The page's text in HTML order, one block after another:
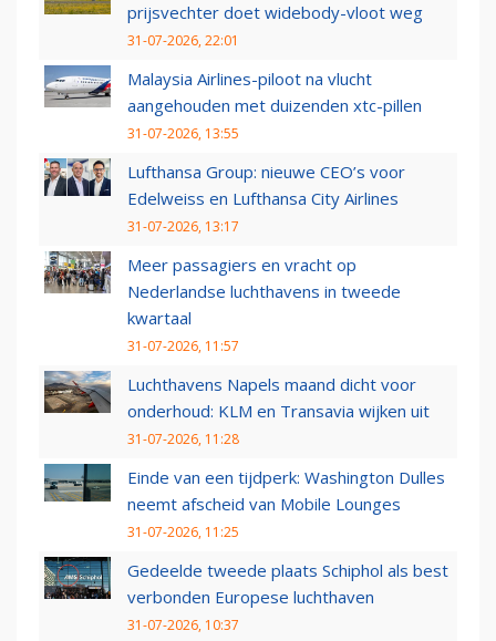
prijsvechter doet widebody-vloot weg
31-07-2026, 22:01
Malaysia Airlines-piloot na vlucht
aangehouden met duizenden xtc-pillen
31-07-2026, 13:55
Lufthansa Group: nieuwe CEO’s voor
Edelweiss en Lufthansa City Airlines
31-07-2026, 13:17
Meer passagiers en vracht op
Nederlandse luchthavens in tweede
kwartaal
31-07-2026, 11:57
Luchthavens Napels maand dicht voor
onderhoud: KLM en Transavia wijken uit
31-07-2026, 11:28
Einde van een tijdperk: Washington Dulles
neemt afscheid van Mobile Lounges
31-07-2026, 11:25
Gedeelde tweede plaats Schiphol als best
verbonden Europese luchthaven
31-07-2026, 10:37